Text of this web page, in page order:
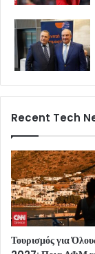
Recent Tech
Τουρισμός για